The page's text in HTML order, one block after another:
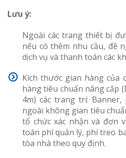
Lưu ý:
Ngoài các trang thiết bị
nếu có thêm nhu cầu, đề
dịch vụ và thanh toán các
Kích thước gian hàng của
hàng tiêu chuẩn nâng cấp
4m) các trang trí:
ngoài không gian tiêu
tổ chức xác nhận và đơn
toán phí quản lý, phí treo
tòa nhà theo quy định.